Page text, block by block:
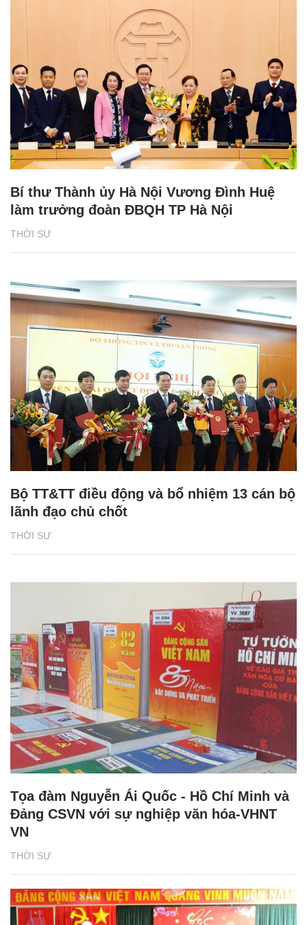
THỜI SỰ
Bí thư Thành ủy Hà Nội Vương Đình Huệ
làm trưởng đoàn ĐBQH TP Hà Nội
THỜI SỰ
Bộ TT&TT điều động và bổ nhiệm 13 cán bộ
lãnh đạo chủ chốt
THỜI SỰ
Tọa đàm Nguyễn Ái Quốc - Hồ Chí Minh và
Đảng CSVN với sự nghiệp văn hóa-VHNT
VN